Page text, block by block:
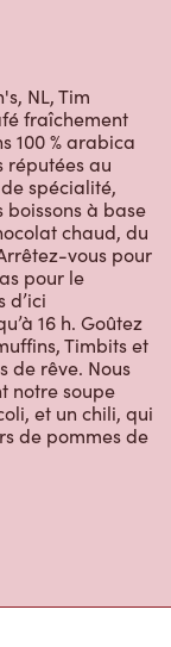
NL, Tim
fraîchement
100 % arabica
réputées au
spécialité,
boissons à base
chaud, du
vous pour
pour le
d’ici
16 h. Goûtez
Timbits et
de rêve. Nous
notre soupe
et un chili, qui
de pommes de